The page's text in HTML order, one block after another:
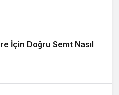
İçin Doğru Semt Nasıl